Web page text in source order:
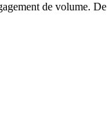
de volume. De